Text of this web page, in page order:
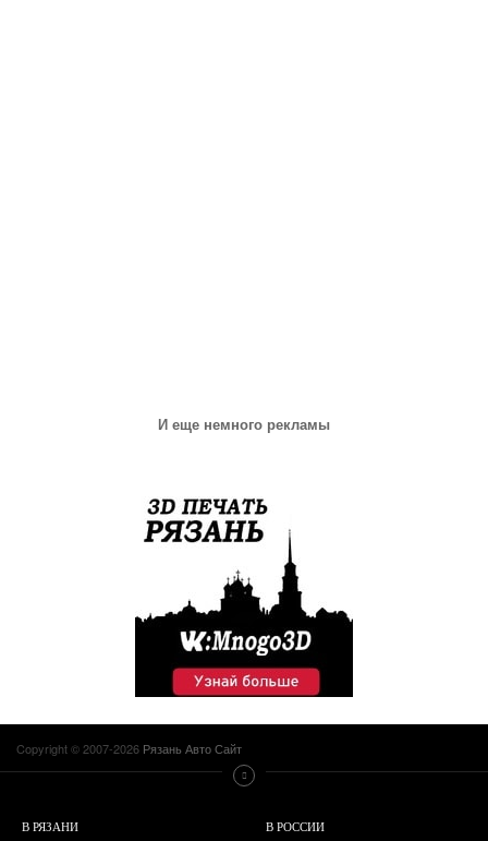
И еще немного рекламы
Copyright © 2007-2026 Рязань Авто Сайт
В РЯЗАНИ В РОССИИ